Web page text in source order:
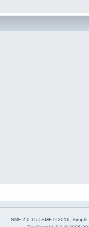
SMF 2.0.15 | SMF © 2016
Simple